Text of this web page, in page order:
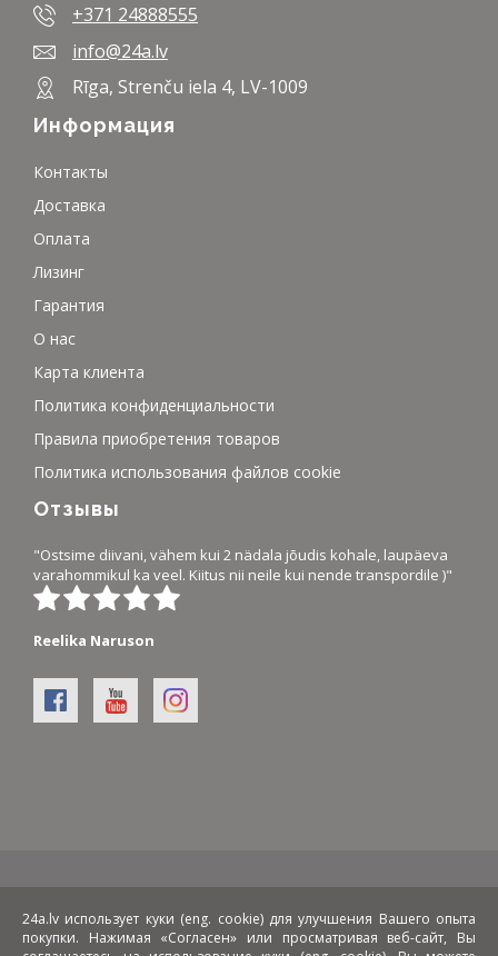
24a.lv использует куки (eng. cookie) для улучшения Вашего опыта
покупки. Нажимая «Согласен» или просматривая веб-сайт, Вы
+371 24888555
info@24a.lv
Rīga, Strenču iela 4, LV-1009
Информация
Контакты
Доставка
Оплата
Лизинг
Гарантия
О нас
Карта клиента
Политика конфиденциальности
Правила приобретения товаров
Политика использования файлов cookie
Отзывы
"Ostsime diivani, vähem kui 2 nädala jõudis kohale, laupäeva
varahommikul ka veel. Kiitus nii neile kui nende transpordile )"
Reelika Naruson
Виды расчетов: Доставка: